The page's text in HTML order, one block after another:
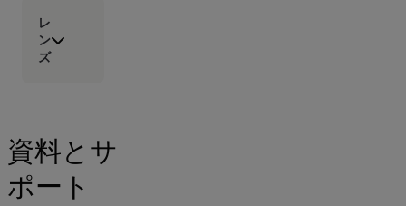
レ
ン
ズ
資料とサ
ポート